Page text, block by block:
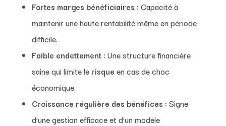
Fortes marges bénéficiaires : Capacité à
maintenir une haute rentabilité même en période
difficile.
Faible endettement : Une structure financière
saine qui limite le risque en cas de choc
économique.
Croissance régulière des bénéfices : Signe
d’une gestion efficace et d’un modèle